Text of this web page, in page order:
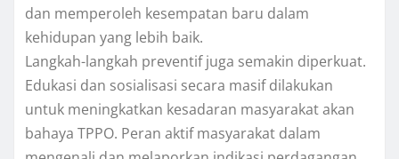
dan memperoleh kesempatan baru dalam
kehidupan yang lebih baik.
Langkah-langkah preventif juga semakin diperkuat.
Edukasi dan sosialisasi secara masif dilakukan
untuk meningkatkan kesadaran masyarakat akan
bahaya TPPO. Peran aktif masyarakat dalam